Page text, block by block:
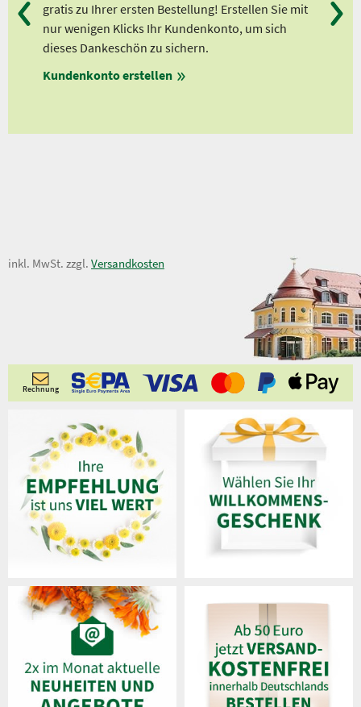
gratis zu Ihrer ersten Bestellung! Erstellen Sie mit
nur wenigen Klicks Ihr Kundenkonto, um sich
dieses Dankeschön zu sichern.
Kundenkonto erstellen
Ab
22,00 €
inkl. MwSt. zzgl. Versandkosten
Rechnung